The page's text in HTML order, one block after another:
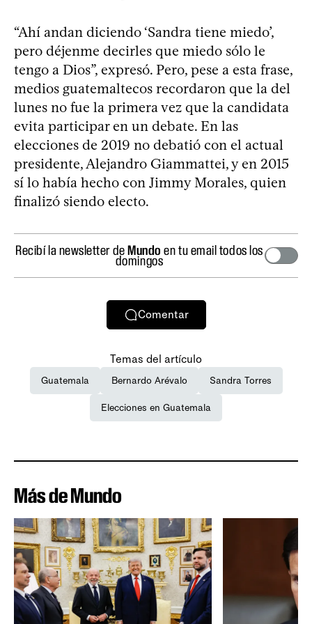
“Ahí andan diciendo ‘Sandra tiene miedo’,
pero déjenme decirles que miedo sólo le
tengo a Dios”, expresó. Pero, pese a esta frase,
medios guatemaltecos recordaron que la del
lunes no fue la primera vez que la candidata
evita participar en un debate. En las
elecciones de 2019 no debatió con el actual
presidente, Alejandro Giammattei, y en 2015
sí lo había hecho con Jimmy Morales, quien
finalizó siendo electo.
Recibí la newsletter deMundo en tu email todos los
domingos
Comentar
Temas del artículo
Guatemala Bernardo Arévalo Sandra Torres
Elecciones en Guatemala
Más de Mundo